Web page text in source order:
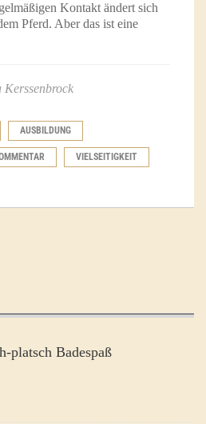
Kontakt ändert sich
Pferd. Aber das ist eine
AUSBILDUNG
VIELSEITIGKEIT
platsch Badespaß